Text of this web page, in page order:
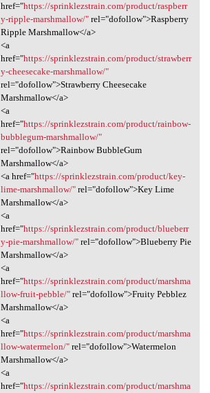
href="https://sprinklezstrain.com/product/raspberr
y-ripple-marshmallow/"rel="dofollow">Raspberry
Ripple Marshmallow</a>
<a
href="https://sprinklezstrain.com/product/strawberr
y-cheesecake-marshmallow/"
rel="dofollow">Strawberry Cheesecake
Marshmallow</a>
<a
href="https://sprinklezstrain.com/product/rainbow-
bubblegum-marshmallow/"
rel="dofollow">Rainbow BubbleGum
Marshmallow</a>
<a href="https://sprinklezstrain.com/product/key-
lime-marshmallow/"rel="dofollow">Key Lime
Marshmallow</a>
<a
href="https://sprinklezstrain.com/product/blueberr
y-pie-marshmallow/"rel="dofollow">Blueberry Pie
Marshmallow</a>
<a
href="https://sprinklezstrain.com/product/marshma
llow-fruit-pebble/"rel="dofollow">Fruity Pebblez
Marshmallow</a>
<a
href="https://sprinklezstrain.com/product/marshma
llow-watermelon/"rel="dofollow">Watermelon
Marshmallow</a>
<a
href="https://sprinklezstrain.com/product/marshma